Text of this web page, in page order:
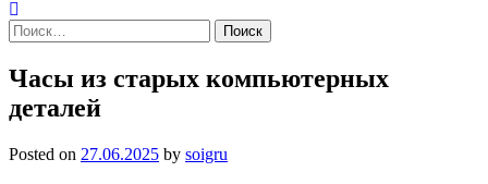
Найти:
Часы из старых компьютерных
деталей
Posted on 27.06.2025 by soigru